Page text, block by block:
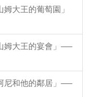
大王的葡萄園」
姆大王的宴會」──
尼和他的鄰居」──